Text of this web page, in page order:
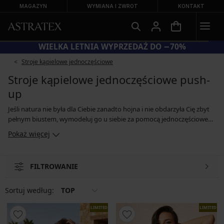
MAGAZYN WYMIANA I ZWROT KONTAKT
WIELKA LETNIA WYPRZEDAŻ DO −70%
Stroje kąpielowe jednoczęściowe
Stroje kąpielowe jednoczęściowe push-
up
Jeśli natura nie była dla Ciebie zanadto hojna i nie obdarzyła Cię zbyt
pełnym biustem, wymodeluj go u siebie za pomocą jednoczęściowego
kostiumu kąpielowego push-up. Dopracowane miseczki z miękkim
usztywnieniem efektownie podniosą piersi i dodadzą im objętości. W
Kostium kąpielowy push-up wymodeluje u Ciebie dekolt, który
Pokaż więcej
FILTROWANIE
Sortuj według: TOP
LIMITED LIMITED